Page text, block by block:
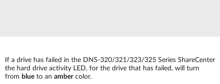
Switches
Nuclias
Για Επιχειρήσεις
Case Studies
If a drive has failed in the DNS-320/321/323/325 Series ShareCenter
the hard drive activity LED, for the drive that has failed, will turn
from blue to an ambercolor.